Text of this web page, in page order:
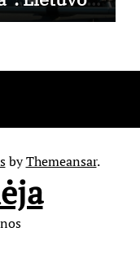
7-
byThemeansar.